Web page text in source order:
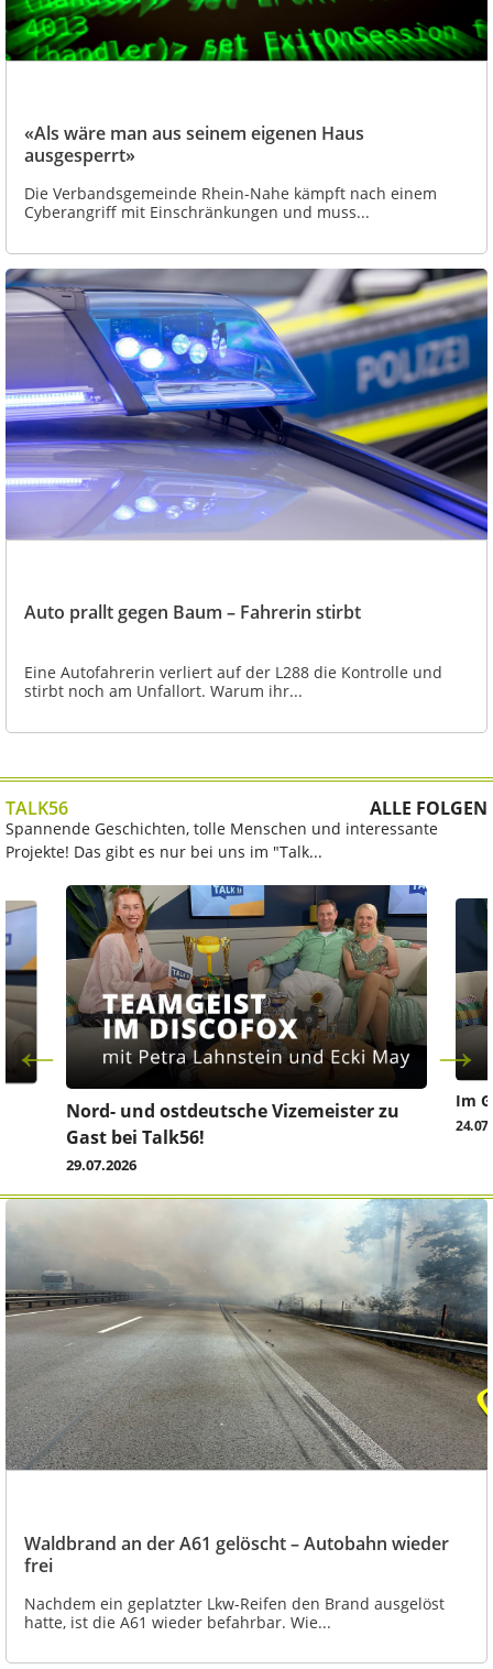
«Als wäre man aus seinem eigenen Haus
ausgesperrt»
Die Verbandsgemeinde Rhein-Nahe kämpft nach einem
Cyberangriff mit Einschränkungen und muss...
Auto prallt gegen Baum – Fahrerin stirbt
Eine Autofahrerin verliert auf der L288 die Kontrolle und
stirbt noch am Unfallort. Warum ihr...
TALK56 ALLE FOLGEN
Spannende Geschichten, tolle Menschen und interessante
Projekte! Das gibt es nur bei uns im "Talk...
Nord- und ostdeutsche Vizemeister zu
Gast bei Talk56!
29.07.2026
Im
Waldbrand an der A61 gelöscht – Autobahn wieder
frei
Nachdem ein geplatzter Lkw-Reifen den Brand ausgelöst
hatte, ist die A61 wieder befahrbar. Wie...